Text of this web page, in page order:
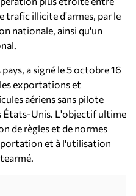
trafic illicite d'armes, par le
nationale, ainsi qu'un
a signé le 5 octobre 16
exportations et
aériens sans pilote
États-Unis. L'objectif ultime
de règles et de normes
et à l'utilisation